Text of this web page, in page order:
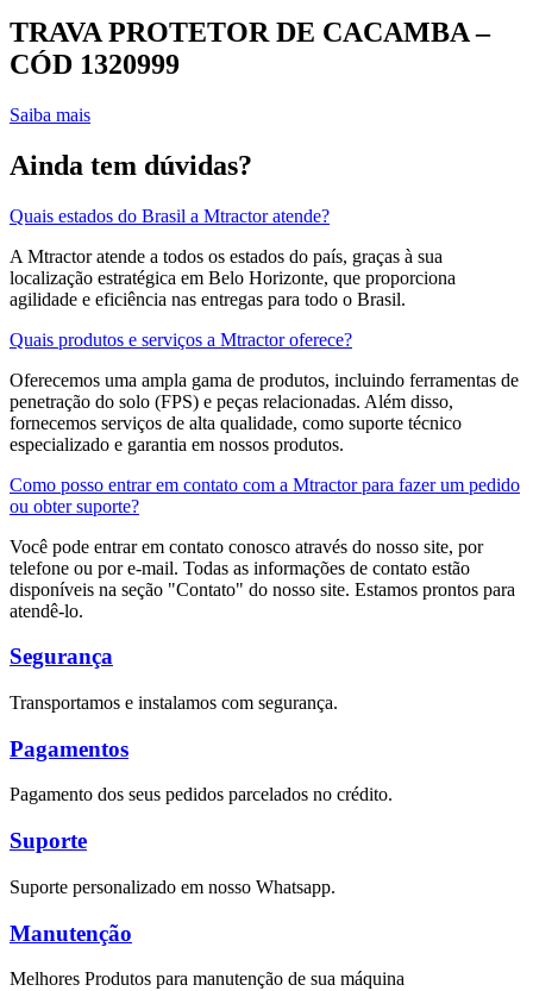
TRAVA PROTETOR DE CACAMBA –
CÓD 1320999
Saiba mais
Ainda tem dúvidas?
Quais estados do Brasil a Mtractor atende?
A Mtractor atende a todos os estados do país, graças à sua
localização estratégica em Belo Horizonte, que proporciona
agilidade e eficiência nas entregas para todo o Brasil.
Quais produtos e serviços a Mtractor oferece?
Oferecemos uma ampla gama de produtos, incluindo ferramentas de
penetração do solo (FPS) e peças relacionadas. Além disso,
fornecemos serviços de alta qualidade, como suporte técnico
especializado e garantia em nossos produtos.
Como posso entrar em contato com a Mtractor para fazer um pedido
ou obter suporte?
Você pode entrar em contato conosco através do nosso site, por
telefone ou por e-mail. Todas as informações de contato estão
disponíveis na seção "Contato" do nosso site. Estamos prontos para
atendê-lo.
Segurança
Transportamos e instalamos com segurança.
Pagamentos
Pagamento dos seus pedidos parcelados no crédito.
Suporte
Suporte personalizado em nosso Whatsapp.
Manutenção
Melhores Produtos para manutenção de sua máquina